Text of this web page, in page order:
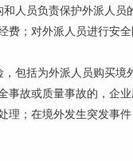
人员负责保护外派人
；对外派人员进行安全
包括为外派人员购买境
事故或质量事故的，企
理；在境外发生突发事